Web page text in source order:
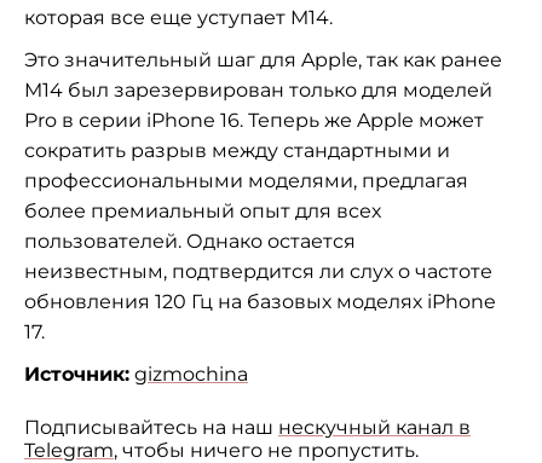
которая все еще уступает M14.
Это значительный шаг для Apple, так как ранее
M14 был зарезервирован только для моделей
Pro в серии iPhone 16. Теперь же Apple может
сократить разрыв между стандартными и
профессиональными моделями, предлагая
более премиальный опыт для всех
пользователей. Однако остается
неизвестным, подтвердится ли слух о частоте
обновления 120 Гц на базовых моделях iPhone
17.
Источник: gizmochina
Подписывайтесь на наш нескучный канал в
Telegram, чтобы ничего не пропустить.